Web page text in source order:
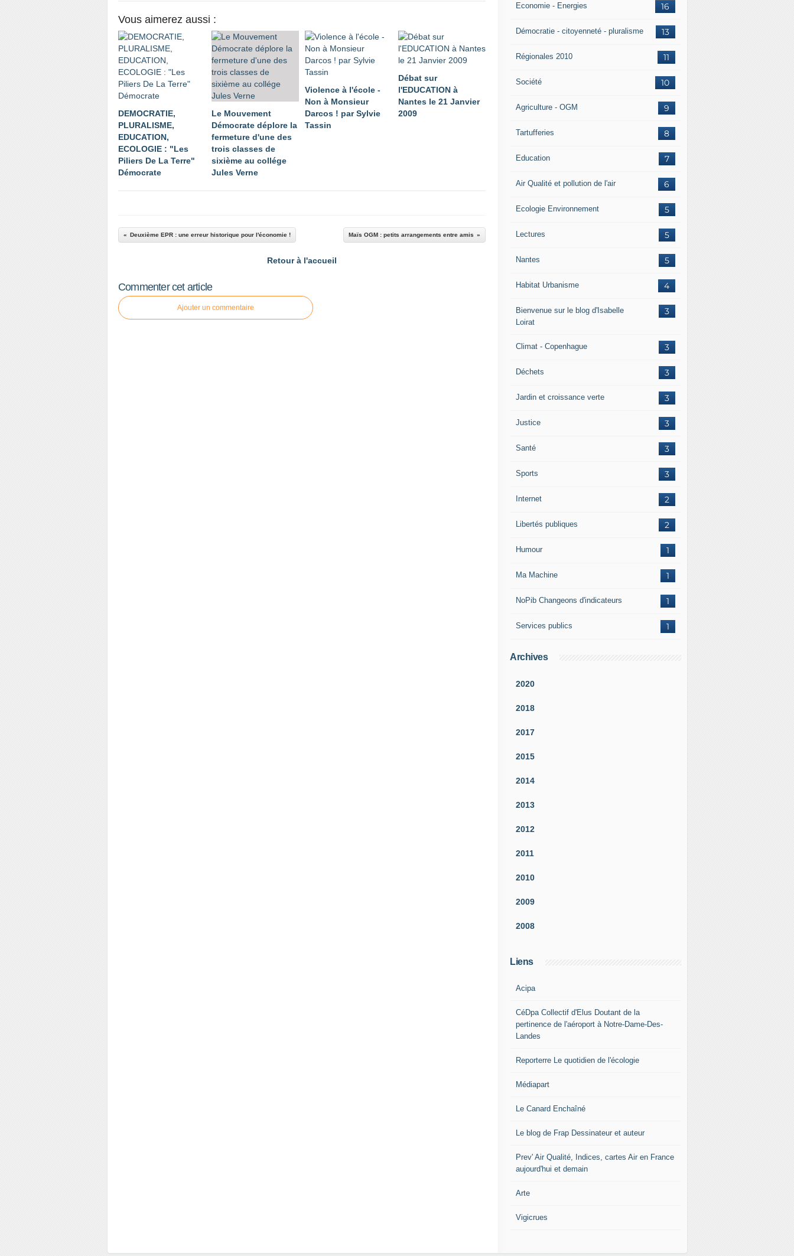
Vous aimerez aussi :
DEMOCRATIE,
PLURALISME,
EDUCATION,
ECOLOGIE : "Les
Piliers De La Terre"
Démocrate
Le Mouvement
Démocrate déplore la
fermeture d'une des
trois classes de
sixième au collége
Jules Verne
Violence à l'école -
Non à Monsieur
Darcos ! par Sylvie
Tassin
Débat sur
l'EDUCATION à
Nantes le 21 Janvier
2009
Deuxième EPR : une erreur historique pour l'économie ! Maïs OGM : petits arrangements entre amis
Retour à l'accueil
Commenter cet article
Ajouter un commentaire
16
Economie - Energies
13
Démocratie - citoyenneté - pluralisme
11
Régionales 2010
10
Société
9
Agriculture - OGM
8
Tartufferies
7
Education
6
Air Qualité et pollution de l'air
5
Ecologie Environnement
5
Lectures
5
Nantes
4
Habitat Urbanisme
3
Bienvenue sur le blog d'Isabelle
Loirat
3
Climat - Copenhague
3
Déchets
3
Jardin et croissance verte
3
Justice
3
Santé
3
Sports
2
Internet
2
Libertés publiques
1
Humour
1
Ma Machine
1
NoPib Changeons d'indicateurs
1
Services publics
Archives
2020
2018
2017
2015
2014
2013
2012
2011
2010
2009
2008
Liens
Acipa
CéDpa Collectif d'Elus Doutant de la
pertinence de l'aéroport à Notre-Dame-Des-
Landes
Reporterre Le quotidien de l'écologie
Médiapart
Le Canard Enchaîné
Le blog de Frap Dessinateur et auteur
Prev' Air Qualité, Indices, cartes Air en France
aujourd'hui et demain
Arte
Vigicrues